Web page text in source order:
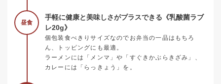
昼食
手軽に健康と美味しさがプラスできる《乳酸菌ラブ
レ20g》
個包装食べきりサイズなのでお弁当の一品はもちろ
ん、トッピングにも最適。
ラーメンには「メンマ」や「すぐきかぶらきざみ」、
カレーには「らっきょう」を。